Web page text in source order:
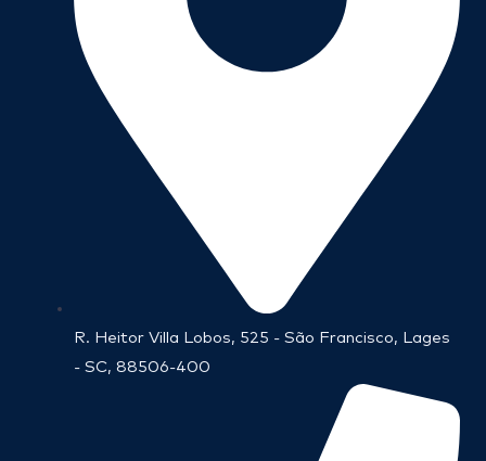
R. Heitor Villa Lobos, 525 - São Francisco, Lages
- SC, 88506-400